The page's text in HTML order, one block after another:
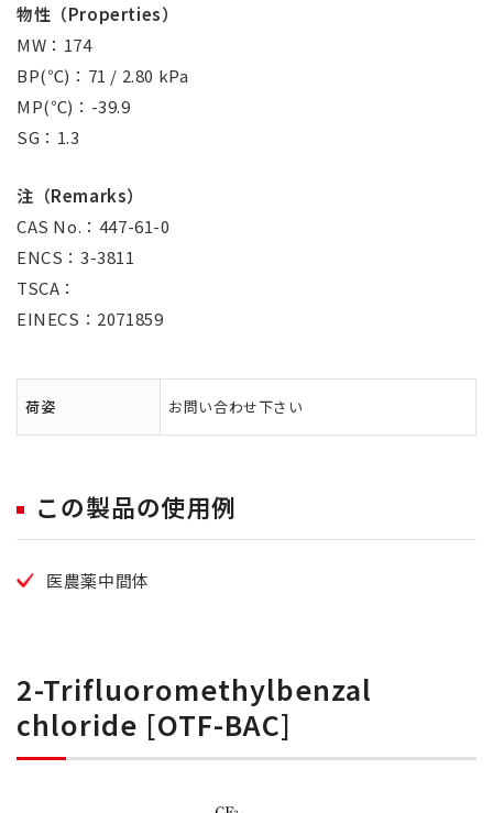
物性（Properties）
MW：174
BP(℃)：71 / 2.80 kPa
MP(℃)：-39.9
SG：1.3
注（Remarks）
CAS No.：447-61-0
ENCS：3-3811
TSCA：
EINECS：2071859
荷姿 お問い合わせ下さい
この製品の使用例
医農薬中間体
2-Trifluoromethylbenzal
chloride [OTF-BAC]